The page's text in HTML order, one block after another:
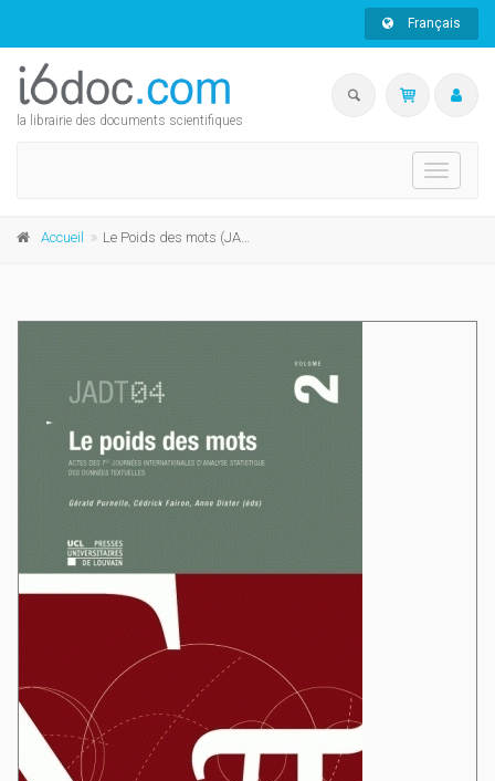
Français
la librairie des documents scientifiques
Toggle
Accueil Le Poids des mots (JADT vol. 2)